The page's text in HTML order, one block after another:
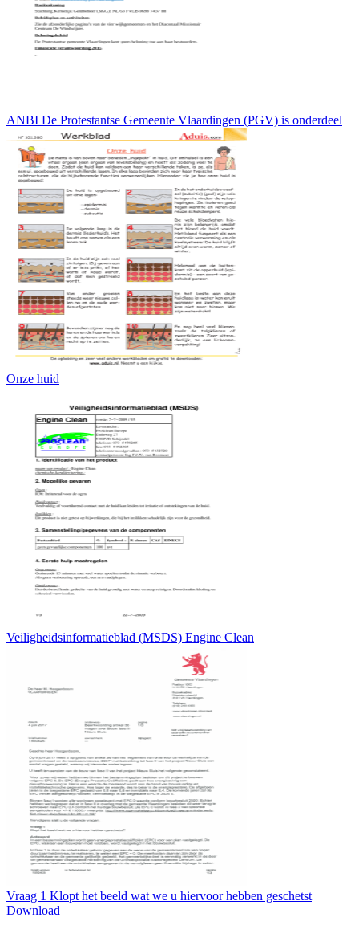
ANBI De Protestantse Gemeente Vlaardingen (PGV) is onderdeel
Onze huid
Veiligheidsinformatieblad (MSDS) Engine Clean
Vraag 1 Klopt het beeld wat we u hiervoor hebben geschetst
Download